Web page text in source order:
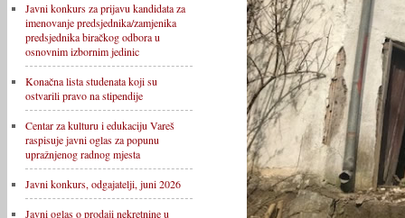
Javni konkurs za prijavu kandidata za
imenovanje predsjednika/zamjenika
predsjednika biračkog odbora u
osnovnim izbornim jedinic
Konačna lista studenata koji su
ostvarili pravo na stipendije
Centar za kulturu i edukaciju Vareš
raspisuje javni oglas za popunu
upražnjenog radnog mjesta
Javni konkurs, odgajatelji, juni 2026
Javni oglas o prodaji nekretnine u